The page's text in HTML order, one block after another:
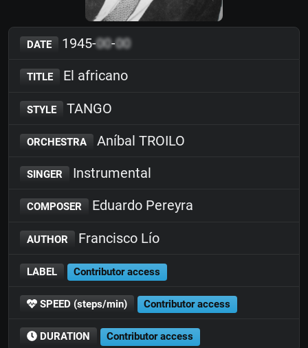
DATE 1945-00-00
TITLE El africano
STYLE TANGO
ORCHESTRA Aníbal TROILO
SINGER Instrumental
COMPOSER Eduardo Pereyra
AUTHOR Francisco Lío
LABEL Contributor access
SPEED (steps/min) Contributor access
DURATION Contributor access